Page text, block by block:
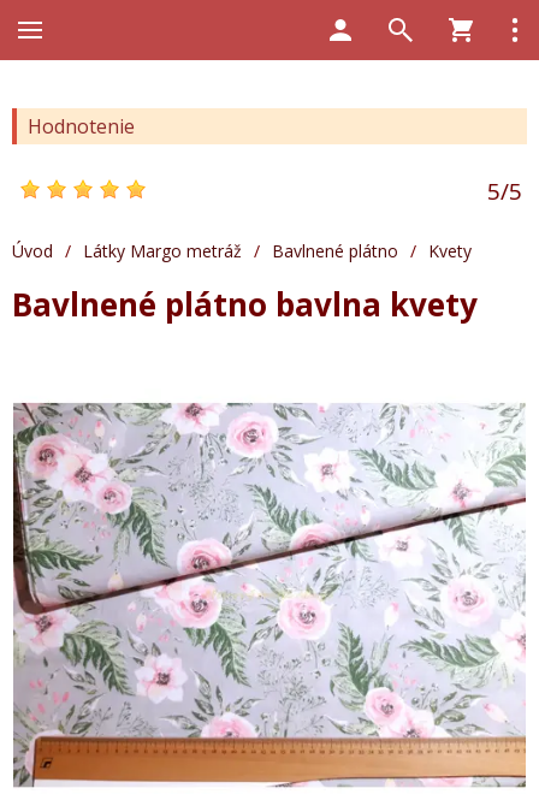
Hodnotenie
5/5
Úvod / Látky Margo metráž / Bavlnené plátno / Kvety
Bavlnené plátno bavlna kvety